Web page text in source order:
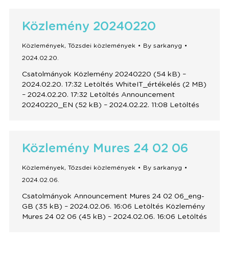
Közlemény 20240220
Közlemények, Tőzsdei közlemények By sarkanyg
2024.02.20.
Csatolmányok Közlemény 20240220 (54 kB) –
2024.02.20. 17:32 Letöltés WhiteIT_értékelés (2 MB)
– 2024.02.20. 17:32 Letöltés Announcement
20240220_EN (52 kB) – 2024.02.22. 11:08 Letöltés
Közlemény Mures 24 02 06
Közlemények, Tőzsdei közlemények By sarkanyg
2024.02.06.
Csatolmányok Announcement Mures 24 02 06_eng-
GB (35 kB) – 2024.02.06. 16:06 Letöltés Közlemény
Mures 24 02 06 (45 kB) – 2024.02.06. 16:06 Letöltés